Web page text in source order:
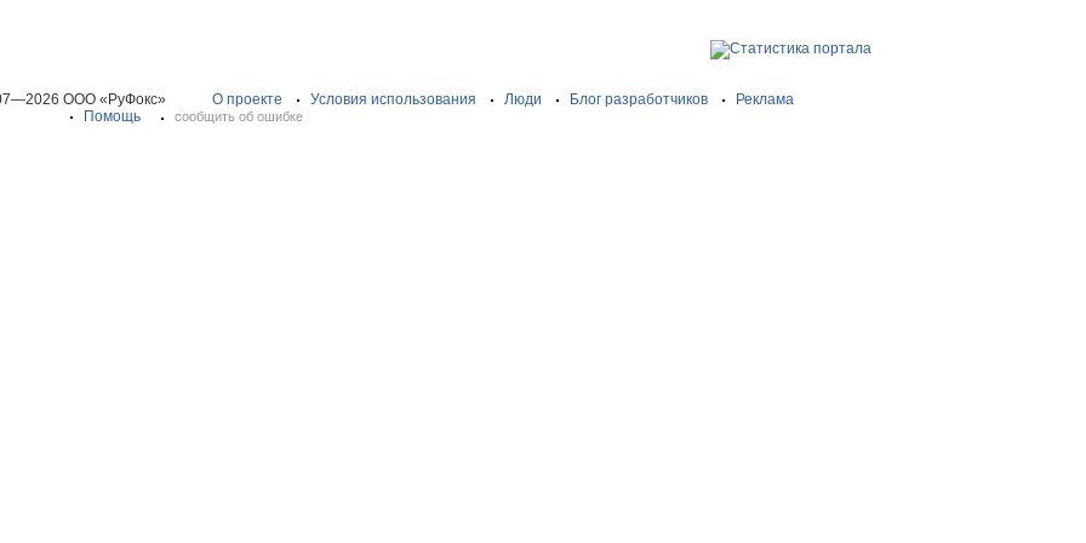
ООО «РуФокс» О проекте Условия использования Люди Блог разработчиков
Реклама
Помощь
сообщить об ошибке